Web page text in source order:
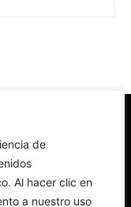
de
Al hacer clic en
a nuestro uso
la sociedad